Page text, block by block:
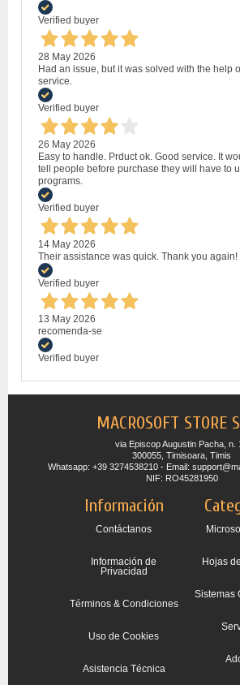
Verified buyer
28 May 2026
Had an issue, but it was solved with the help
service.
Verified buyer
26 May 2026
Easy to handle. Prduct ok. Good service. It
tell people before purchase they will have to
programs.
Verified buyer
14 May 2026
Their assistance was quick. Thank you again!
Verified buyer
13 May 2026
recomenda-se
Verified buyer
MACROSOFT STORE
via Episcop Augustin Pacha, n.
300055, Timisoara, Timis
Whatsapp: +39 3274538210 - Email:
NIF: RO45281950
Información
Contáctanos
Información de
Privacidad
Términos & Condiciones
Uso de Cookies
Asistencia Técnica
Hojas
Sistemas